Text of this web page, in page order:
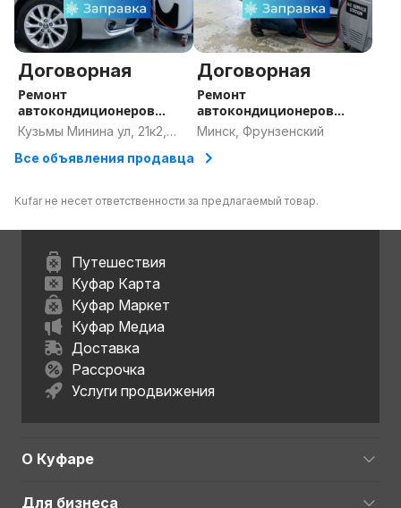
Договорная
Ремонт
автокондиционеров
Минск, заправка
кондиционера Минск,
СТО кондиционеры
Кузьмы Минина ул, 21к2,
Договорная
Ремонт
автокондиционеров
Минск, заправка
кондиционера Минск,
СТО кондиционеры
Минск, Фрунзенский
Все объявления продавца
Kufar не несет ответственности за предлагаемый товар.
Путешествия
Куфар Карта
Куфар Маркет
Куфар Медиа
Доставка
Рассрочка
Услуги продвижения
О Куфаре
Для бизнеса